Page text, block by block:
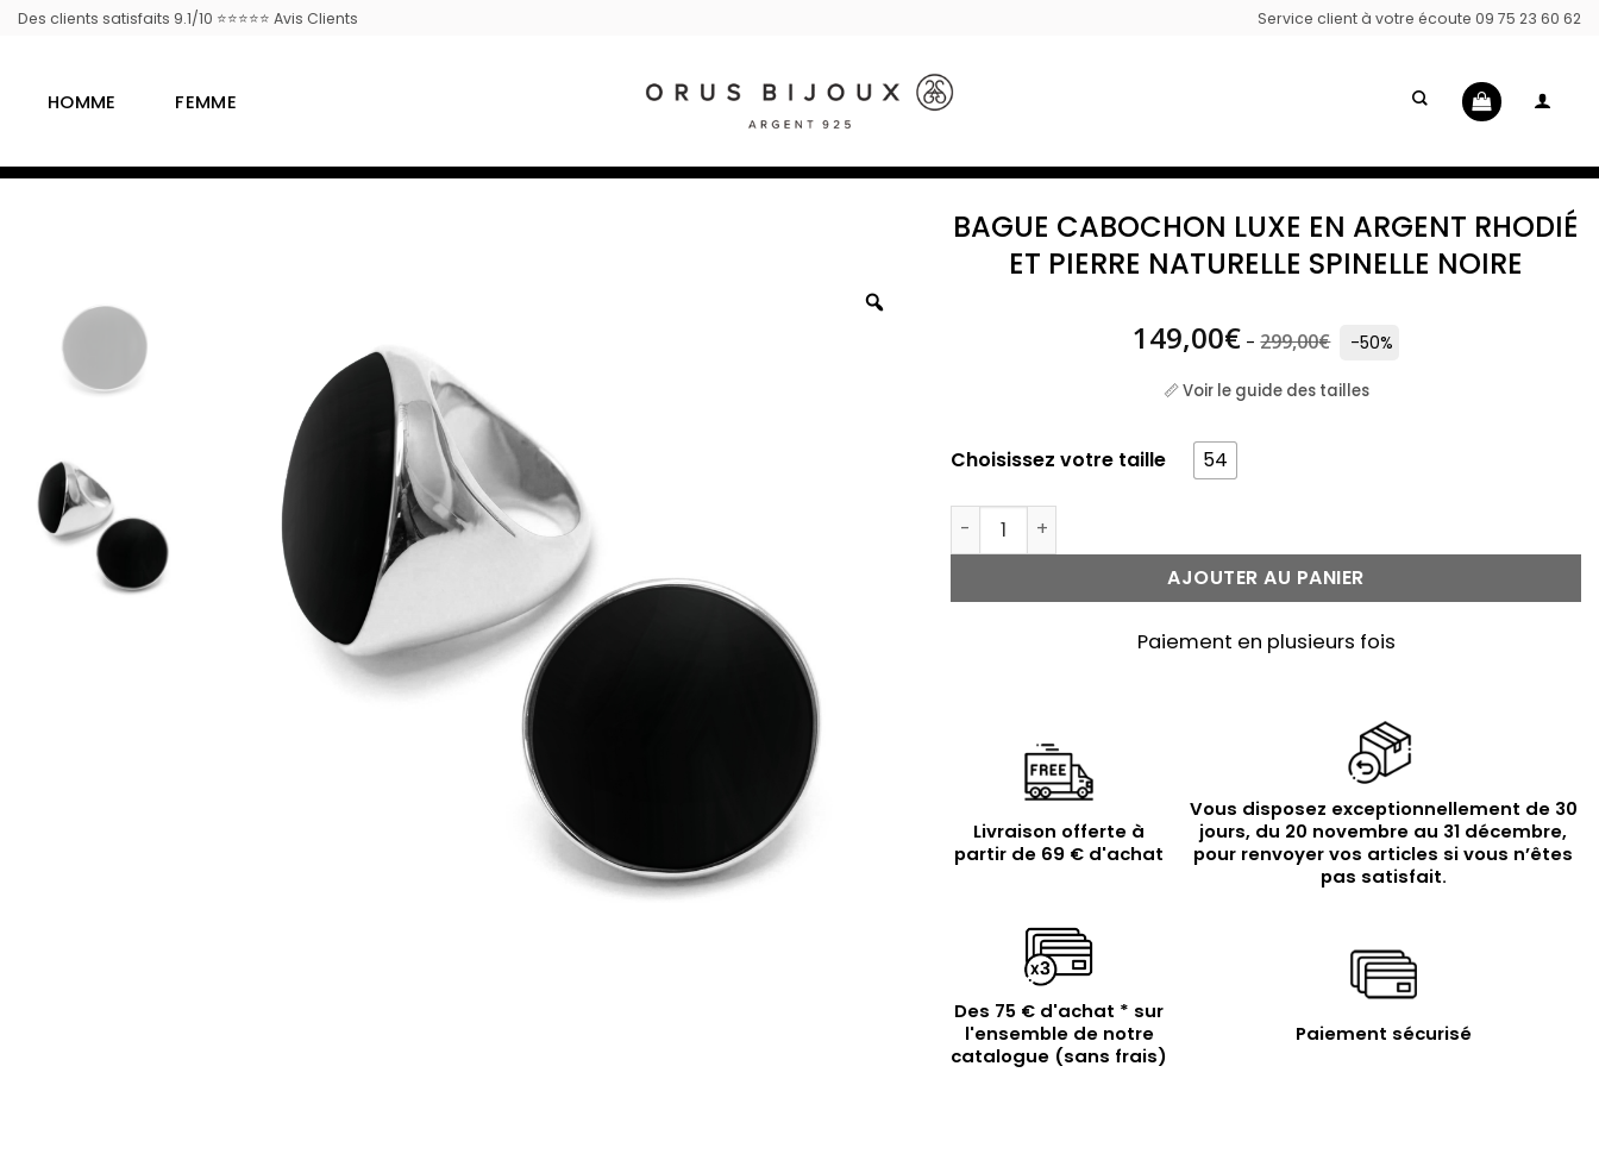
Passer
Des clients satisfaits 9.1/10 ⭐⭐⭐⭐⭐ Avis Clients Service client à votre écoute 09 75 23 60 62
HOMME FEMME
BAGUE CABOCHON LUXE EN ARGENT RHODIÉ
ET PIERRE NATURELLE SPINELLE NOIRE
149,00€ -299,00€ -50%
📏 Voir le guide des tailles
Choisissez votre taille 54
quantité de Bague cabochon luxe en argent rhodié et pierre
AJOUTER AU PANIER
Paiement en plusieurs fois
Livraison offerte à
partir de 69 € d'achat
Vous disposez exceptionnellement de 30
jours, du 20 novembre au 31 décembre,
pour renvoyer vos articles si vous n’êtes
pas satisfait.
Des 75 € d'achat * sur
l'ensemble de notre
catalogue (sans frais)
Paiement sécurisé